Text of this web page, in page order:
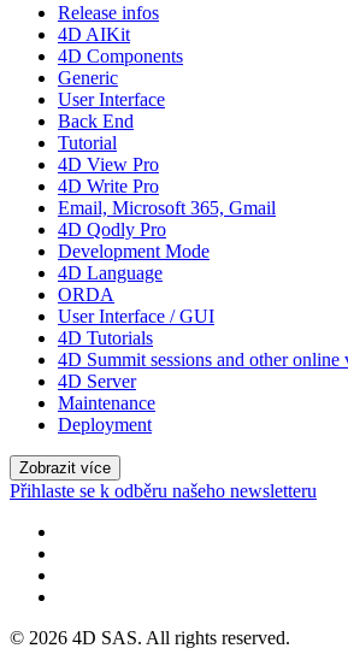
Release infos
4D AIKit
4D Components
Generic
User Interface
Back End
Tutorial
4D View Pro
4D Write Pro
Email, Microsoft 365, Gmail
4D Qodly Pro
Development Mode
4D Language
ORDA
User Interface / GUI
4D Tutorials
4D Summit sessions and other online
4D Server
Maintenance
Deployment
Zobrazit více
Přihlaste se k odběru našeho newsletteru
© 2026 4D SAS. All rights reserved.